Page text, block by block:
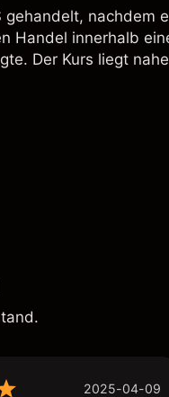
nachdem
Handel innerhalb
Der Kurs liegt
dem Wochenhoch
2025-04-09